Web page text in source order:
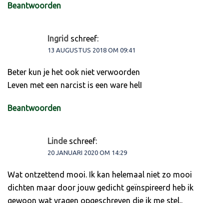
Beantwoorden
Ingrid schreef:
13 AUGUSTUS 2018 OM 09:41
Beter kun je het ook niet verwoorden
Leven met een narcist is een ware helI
Beantwoorden
Linde schreef:
20 JANUARI 2020 OM 14:29
Wat ontzettend mooi. Ik kan helemaal niet zo mooi
dichten maar door jouw gedicht geïnspireerd heb ik
gewoon wat vragen opgeschreven die ik me stel..